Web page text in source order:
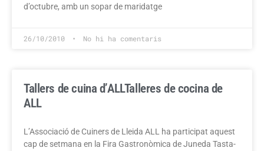
d’octubre, amb un sopar de maridatge
26/10/2010 No hi ha comentaris
Tallers de cuina d’ALLTalleres de cocina de
ALL
L’Associació de Cuiners de Lleida ALL ha participat aquest
cap de setmana en la Fira Gastronòmica de Juneda Tasta-